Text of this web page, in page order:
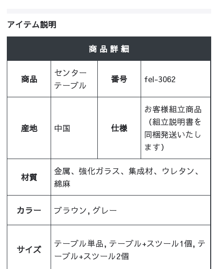
アイテム説明
商 品 詳 細
商品
センター
テーブル
番号 fel-3062
産地 中国 仕様
お客様組立商品
（組立説明書を
同梱発送いたし
ます）
材質
金属、強化ガラス、集成材、ウレタン、
綿麻
カラー ブラウン, グレー
サイズ
テーブル単品, テーブル+スツール1個, テ
ーブル+スツール2個